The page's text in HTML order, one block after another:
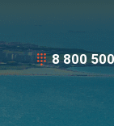
8 800